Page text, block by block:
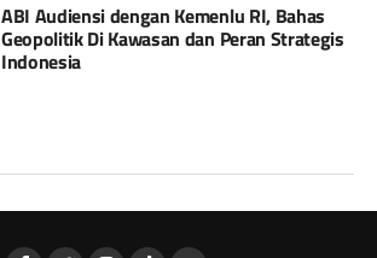
ABI Audiensi dengan Kemenlu RI, Bahas
Geopolitik Di Kawasan dan Peran Strategis
Indonesia